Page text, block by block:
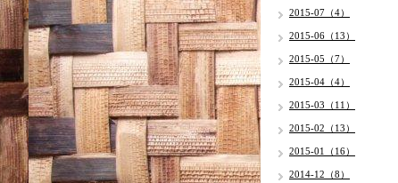
2015-07（4）
2015-06（13）
2015-05（7）
2015-04（4）
2015-03（11）
2015-02（13）
2015-01（16）
2014-12（8）